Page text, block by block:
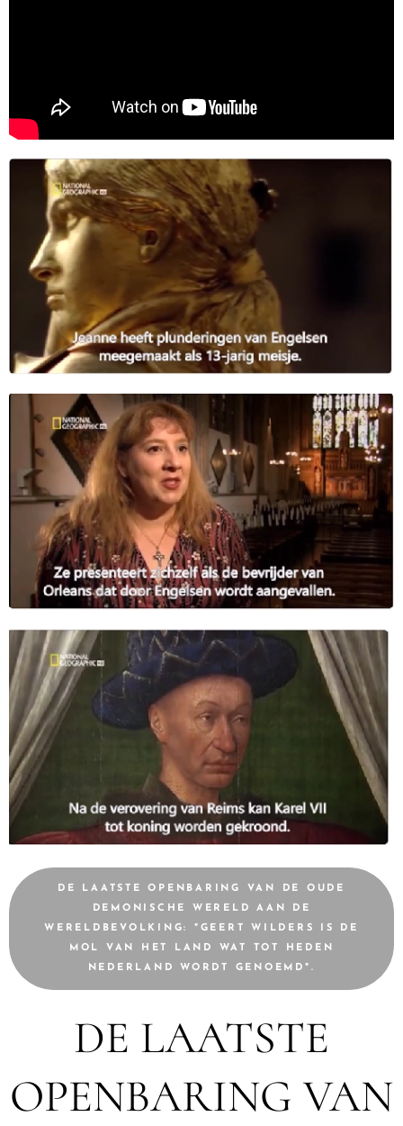
DE LAATSTE OPENBARING VAN DE OUDE
DEMONISCHE WERELD AAN DE
WERELDBEVOLKING: "GEERT WILDERS IS DE
MOL VAN HET LAND WAT TOT HEDEN
NEDERLAND WORDT GENOEMD".
DE LAATSTE
OPENBARING VAN